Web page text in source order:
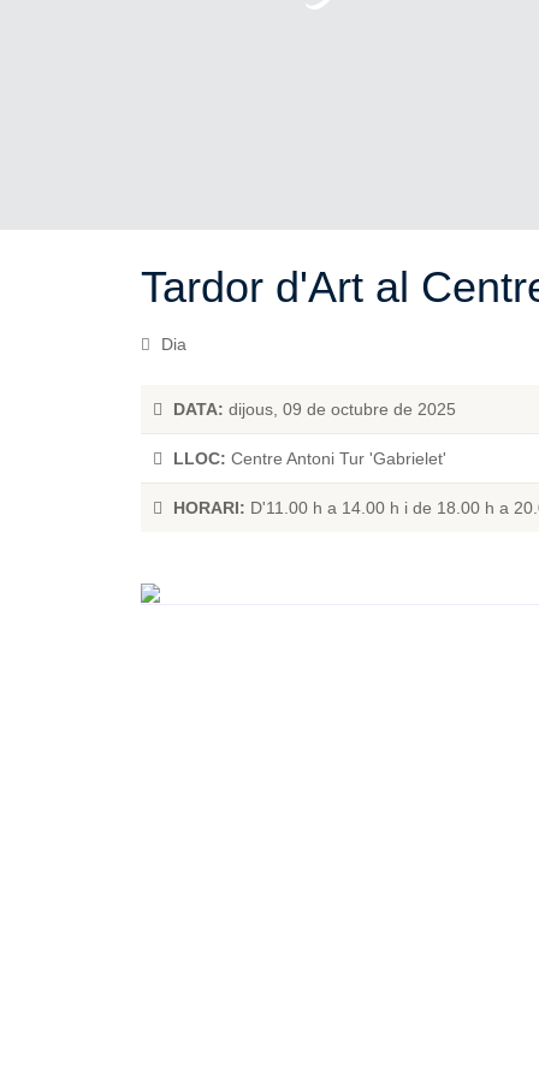
Tardor d'Art al
Dia
DATA: dijous, 09 de octubre de 2025
LLOC: Centre Antoni Tur 'Gabrielet'
HORARI: D'11.00 h a 14.00 h i de 18.00 h a